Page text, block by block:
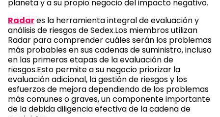
planeta y a su propio negocio del impacto negativo.
Radares la herramienta integral de evaluación y
análisis de riesgos de Sedex.Los miembros utilizan
Radar para comprender cuáles serán los problemas
más probables en sus cadenas de suministro, incluso
en las primeras etapas de la evaluación de
riesgos.Esto permite a su negocio priorizar la
evaluación adicional, la gestión de riesgos y los
esfuerzos de mejora dependiendo de los problemas
más comunes o graves, un componente importante
de la debida diligencia efectiva de la cadena de